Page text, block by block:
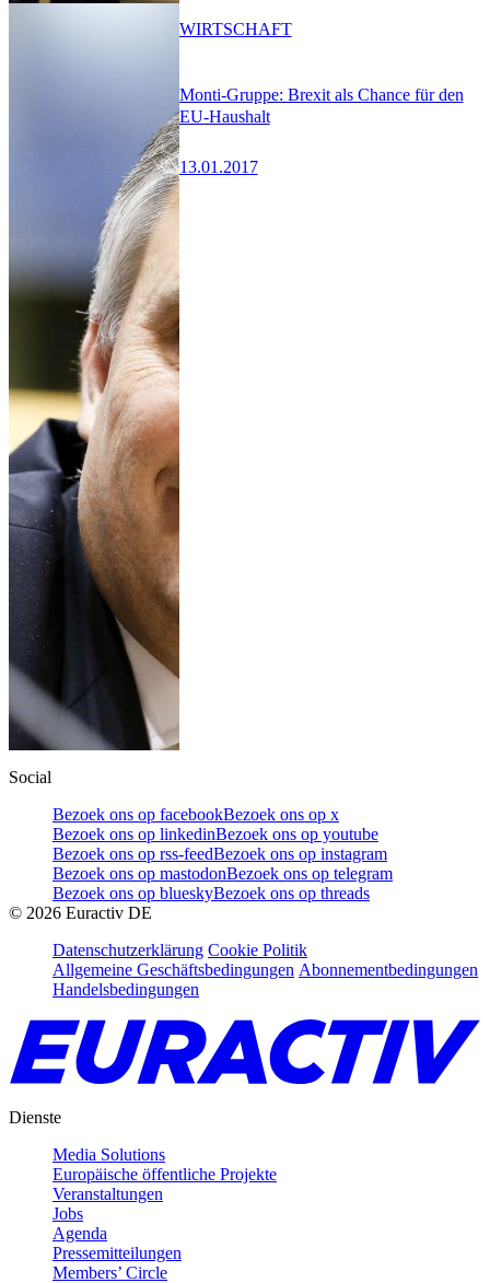
Monti-Gruppe: Brexit als Chance für den
EU-Haushalt
13.01.2017
WIRTSCHAFT
Social
Bezoek ons op facebookBezoek ons op x
Bezoek ons op linkedinBezoek ons op youtube
Bezoek ons op rss-feedBezoek ons op instagram
Bezoek ons op mastodonBezoek ons op telegram
Bezoek ons op blueskyBezoek ons op threads
© 2026 Euractiv DE
Datenschutzerklärung Cookie Politik
Allgemeine Geschäftsbedingungen Abonnementbedingungen
Handelsbedingungen
Dienste
Media Solutions
Europäische öffentliche Projekte
Veranstaltungen
Jobs
Agenda
Pressemitteilungen
Members’ Circle